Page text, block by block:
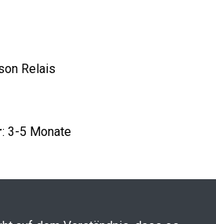
Relais
: 3-5 Monate